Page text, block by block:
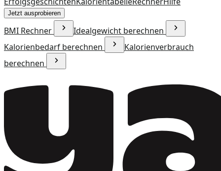
Jetzt ausprobieren
BMI Rechner
Idealgewicht berechnen
Kalorienbedarf berechnen
Kalorienverbrauch
berechnen